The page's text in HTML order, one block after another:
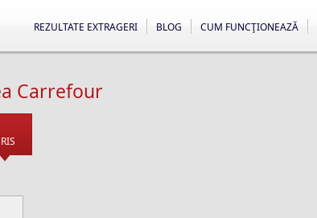
CUM FUNCŢIONEAZĂ
BLOG
REZULTATE EXTRAGERI
Carrefour